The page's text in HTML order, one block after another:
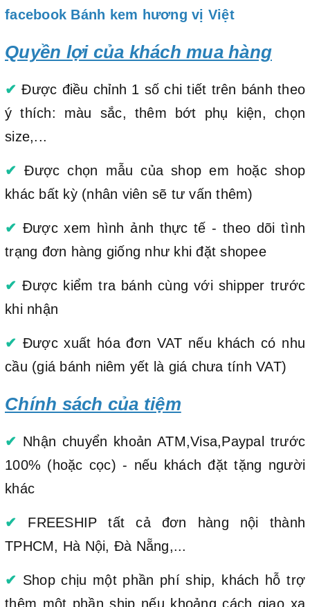
facebook Bánh kem hương vị Việt
Quyền lợi của khách mua hàng
✔ Được điều chỉnh 1 số chi tiết trên bánh theo
ý thích: màu sắc, thêm bớt phụ kiện, chọn
size,...
✔ Được chọn mẫu của shop em hoặc shop
khác bất kỳ (nhân viên sẽ tư vấn thêm)
✔ Được xem hình ảnh thực tế - theo dõi tình
trạng đơn hàng giống như khi đặt shopee
✔ Được kiểm tra bánh cùng với shipper trước
khi nhận
✔ Được xuất hóa đơn VAT nếu khách có nhu
cầu (giá bánh niêm yết là giá chưa tính VAT)
Chính sách của tiệm
✔ Nhận chuyển khoản ATM,Visa,Paypal trước
100% (hoặc cọc) - nếu khách đặt tặng người
khác
✔ FREESHIP tất cả đơn hàng nội thành
TPHCM, Hà Nội, Đà Nẵng,...
✔ Shop chịu một phần phí ship, khách hỗ trợ
thêm một phần ship nếu khoảng cách giao xa